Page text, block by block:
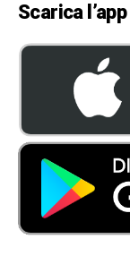
Scarica l’app